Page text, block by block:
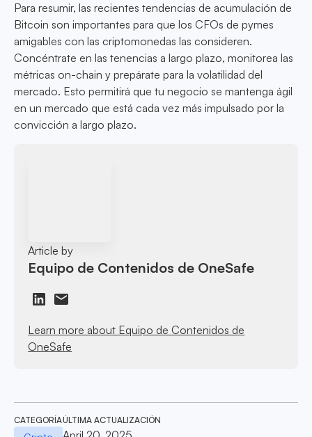
Para resumir, las recientes tendencias de acumulación de
Bitcoin son importantes para que los CFOs de pymes
amigables con las criptomonedas las consideren.
Concéntrate en las tenencias a largo plazo, monitorea las
métricas on-chain y prepárate para la volatilidad del
mercado. Esto permitirá que tu negocio se mantenga ágil
en un mercado que está cada vez más impulsado por la
convicción a largo plazo.
Article by
Equipo de Contenidos de OneSafe
Learn more about Equipo de Contenidos de
OneSafe
CATEGORÍAÚLTIMA ACTUALIZACIÓN